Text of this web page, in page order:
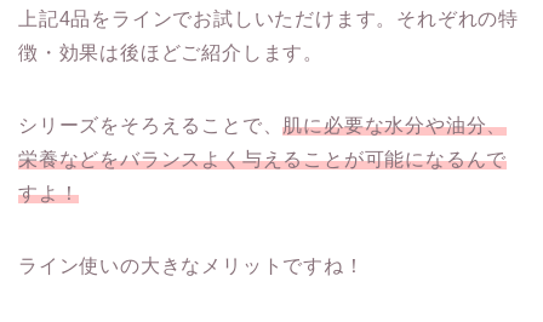
上記4品をラインでお試しいただけます。それぞれの特
徴・効果は後ほどご紹介します。
シリーズをそろえることで、肌に必要な水分や油分、
栄養などをバランスよく与えることが可能になるんで
すよ！
ライン使いの大きなメリットですね！